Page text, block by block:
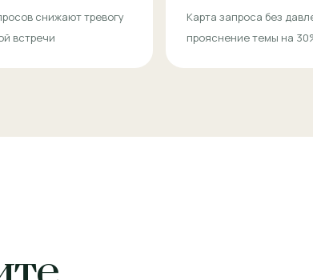
снижают тревогу
встречи
Карта запроса без
прояснение темы на